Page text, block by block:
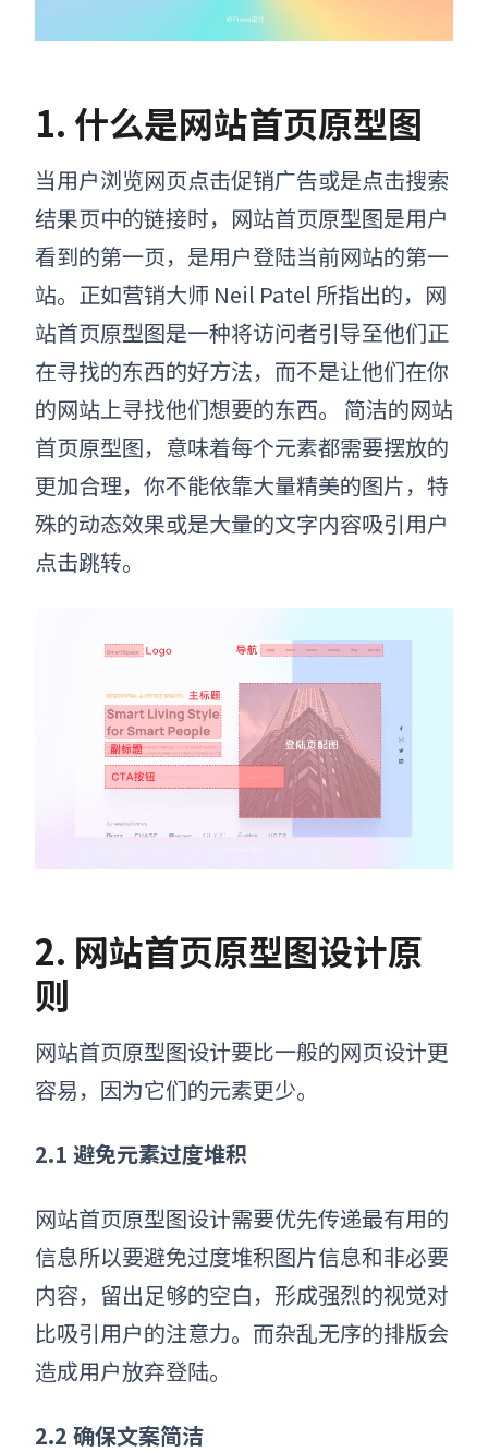
1. 什么是网站首页原型图
当用户浏览网页点击促销广告或是点击搜索
结果页中的链接时， 网站首页原型图是用户
看到的第一页，是用户登陆当前网站的第一
站。 正如营销大师 Neil Patel 所指出的， 网
站首页原型图是一种将访问者引导至他们正
在寻找的东西的好方法，而不是让他们在你
的网站上寻找他们想要的东西。 简洁的网站
首页原型图，意味着每个元素都需要摆放的
更加合理，你不能依靠大量精美的图片，特
殊的动态效果或是大量的文字内容吸引用户
点击跳转。
2. 网站首页原型图设计原
则
网站首页原型图设计要比一般的网页设计更
容易，因为它们的元素更少。
2.1 避免元素过度堆积
网站首页原型图设计需要优先传递最有用的
信息所以要避免过度堆积图片信息和非必要
内容，留出足够的空白，形成强烈的视觉对
比吸引用户的注意力。而杂乱无序的排版会
造成用户放弃登陆。
2.2 确保文案简洁